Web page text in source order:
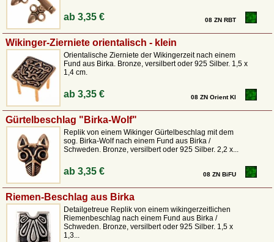
ab3,35 € 08 ZN RBT
Wikinger-Zierniete orientalisch - klein
Orientalische Zierniete der Wikingerzeit nach einem
Fund aus Birka. Bronze, versilbert oder 925 Silber. 1,5 x
1,4 cm.
ab3,35 € 08 ZN Orient Kl
Gürtelbeschlag "Birka-Wolf"
Replik von einem Wikinger Gürtelbeschlag mit dem
sog. Birka-Wolf nach einem Fund aus Birka /
Schweden. Bronze, versilbert oder 925 Silber. 2,2 x...
ab3,35 € 08 ZN BiFU
Riemen-Beschlag aus Birka
Detailgetreue Replik von einem wikingerzeitlichen
Riemenbeschlag nach einem Fund aus Birka /
Schweden. Bronze, versilbert oder 925 Silber. 1,5 x
1,3...